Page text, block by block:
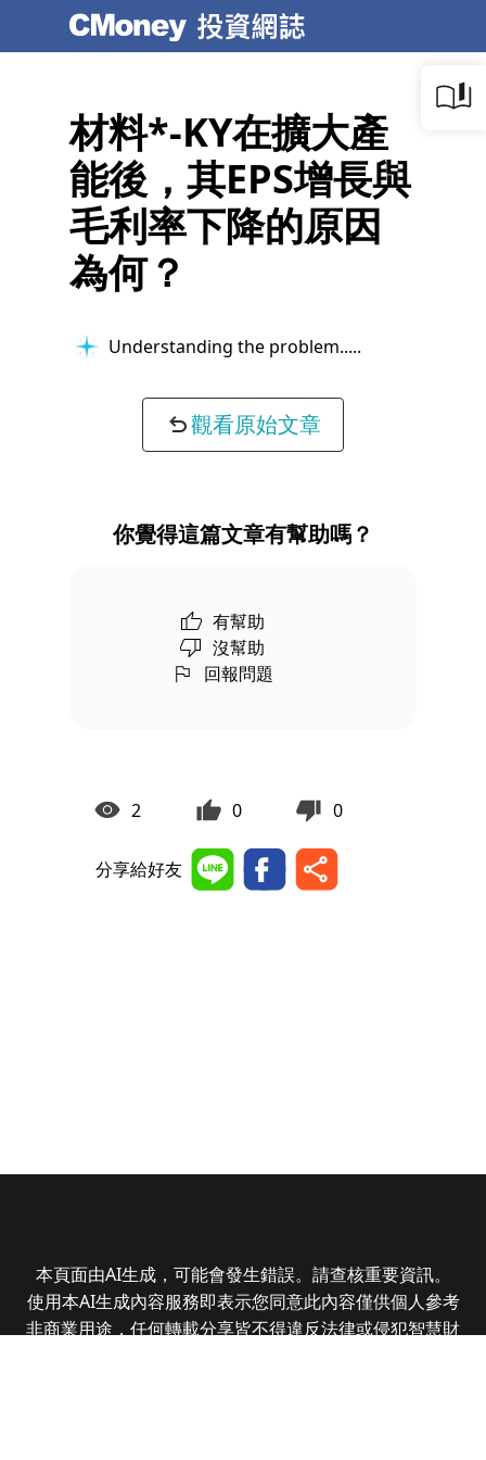
材料*-KY在擴大產
能後，其EPS增長與
毛利率下降的原因
為何？
Understanding the problem...
觀看原始文章
你覺得這篇文章有幫助嗎？
有幫助
沒幫助
回報問題
2 0 0
分享給好友
本頁面由AI生成，可能會發生錯誤。請查核重要資訊。
使用本AI生成內容服務即表示您同意此內容僅供個人參考
非商業用途，任何轉載分享皆不得違反法律或侵犯智慧財